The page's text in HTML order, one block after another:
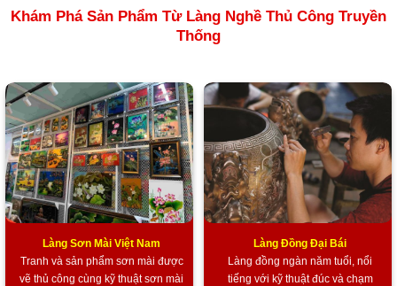
Tham khảo các sản phẩm Tàu thuyền Mô hìnhtại đây
Tham khảo các sản phẩm quà Doanh Nghiệp khác
Tham khảo các sản phẩm của Mỹ Nghệ Việttại đây
Hoặc trang Facebook của chúng tôi
tại đây.
Khám Phá Sản Phẩm Từ Làng Nghề Thủ Công Truyền
Thống
Làng Sơn Mài Việt Nam
Tranh và sản phẩm sơn mài được
vẽ thủ công cùng kỹ thuật sơn mài
Làng Đồng Đại Bái
Làng đồng ngàn năm tuổi, nổi
tiếng với kỹ thuật đúc và chạm